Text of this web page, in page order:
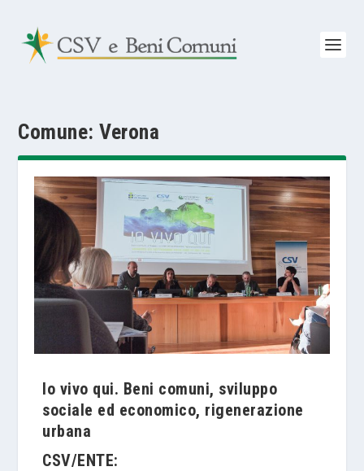
Comune:Verona
Io vivo qui. Beni comuni, sviluppo
sociale ed economico, rigenerazione
urbana
CSV/ENTE: